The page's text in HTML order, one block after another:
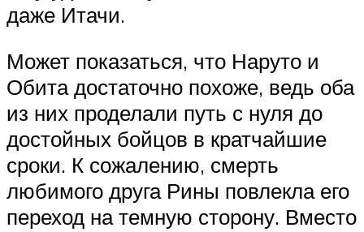
даже Итачи.
Может показаться, что Наруто и
Обита достаточно похоже, ведь оба
из них проделали путь с нуля до
достойных бойцов в кратчайшие
сроки. К сожалению, смерть
любимого друга Рины повлекла его
переход на темную сторону. Вместо